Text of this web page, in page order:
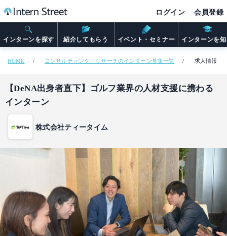
インターンを探す 紹介してもらう イベント・セミナー インターンを
ログイン 会員登録
HOME コンサルティング／リサーチのインターン募集一覧 求人情報
【DeNA出身者直下】ゴルフ業界の人材支援に携わる
インターン
株式会社ティータイム